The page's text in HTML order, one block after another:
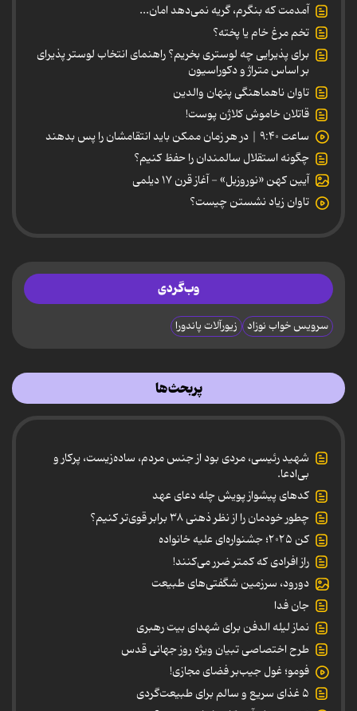
آمدمت که بنگرم، گریه نمی‌دهد امان...
تخم مرغ خام یا پخته؟
برای پذیرایی چه لوستری بخریم؟ راهنمای انتخاب لوستر پذیرای
بر اساس متراژ و دکوراسیون
تاوان ناهماهنگی پنهان والدین
قاتلان خاموش کلاژن پوست!
ساعت ۹:۴۰ | در هر زمان ممکن باید انتقامشان را پس بدهند
چگونه استقلال سالمندان را حفظ کنیم؟
آیین کهن «نوروزبل» - آغاز قرن ۱۷ دیلمی
تاوان زیاد نشستن چیست؟
وب‌گردی
سرویس خواب نوزاد زیورآلات پاندورا
پربحث‌ها
شهید رئیسی، مردی بود از جنس مردم، ساده‌زیست، پرکار و
بی‌ادعا.
کدهای پیشواز پویش چله دعای عهد
چطور خودمان را از نظر ذهنی ۳۸ برابر قوی‌تر کنیم؟
کن ۲۰۲۵؛ جشنواره‌ای علیه خانواده
راز افرادی که کمتر ضرر می‌کنند!
دورود، سرزمین شگفتی‌های طبیعت
جان فدا
نماز لیله الدفن برای شهدای بیت رهبری
طرح اختصاصی تبیان ویژه روز جهانی قدس
فومو؛ غول جیب‌بر فضای مجازی!
۵ غذای سریع و سالم برای طبیعت‌گردی